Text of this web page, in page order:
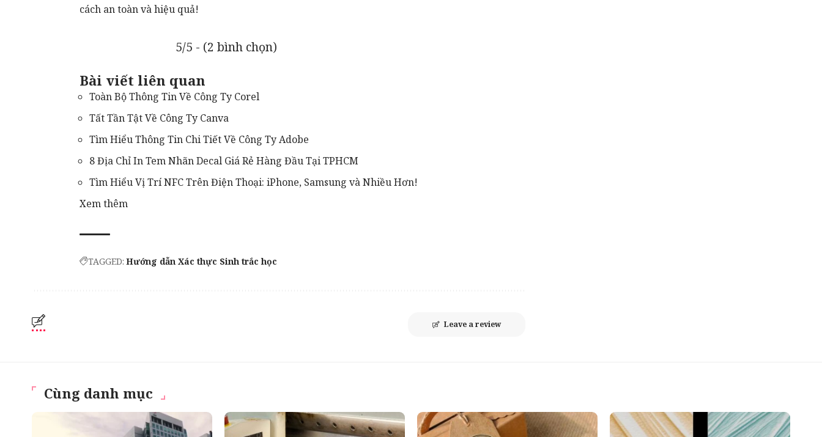
cách an toàn và hiệu quả!
5/5 - (2 bình chọn)
Bài viết liên quan
Toàn Bộ Thông Tin Về Công Ty Corel
Tất Tần Tật Về Công Ty Canva
Tìm Hiểu Thông Tin Chi Tiết Về Công Ty Adobe
8 Địa Chỉ In Tem Nhãn Decal Giá Rẻ Hàng Đầu Tại TPHCM
Tìm Hiểu Vị Trí NFC Trên Điện Thoại: iPhone, Samsung và Nhiều Hơn!
Xem thêm
TAGGED: Hướng dẫn Xác thực Sinh trắc học
Leave a review
Cùng danh mục